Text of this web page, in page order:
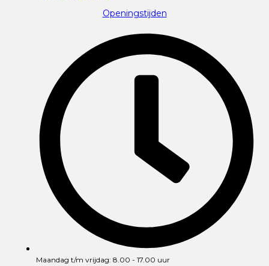
Openingstijden
Maandag t/m vrijdag: 8.00 - 17.00 uur